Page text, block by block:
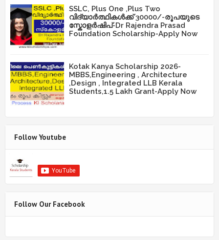
SSLC, Plus One ,Plus Two
വിദ്യാർത്ഥികൾക്ക് 30000/-രൂപയുടെ
സ്കോളർഷിപ്-Dr Rajendra Prasad
Foundation Scholarship-Apply Now
Kotak Kanya Scholarship 2026-
MBBS,Engineering , Architecture
,Design , Integrated LLB Kerala
Students,1.5 Lakh Grant-Apply Now
Follow Youtube
Follow Our Facebook